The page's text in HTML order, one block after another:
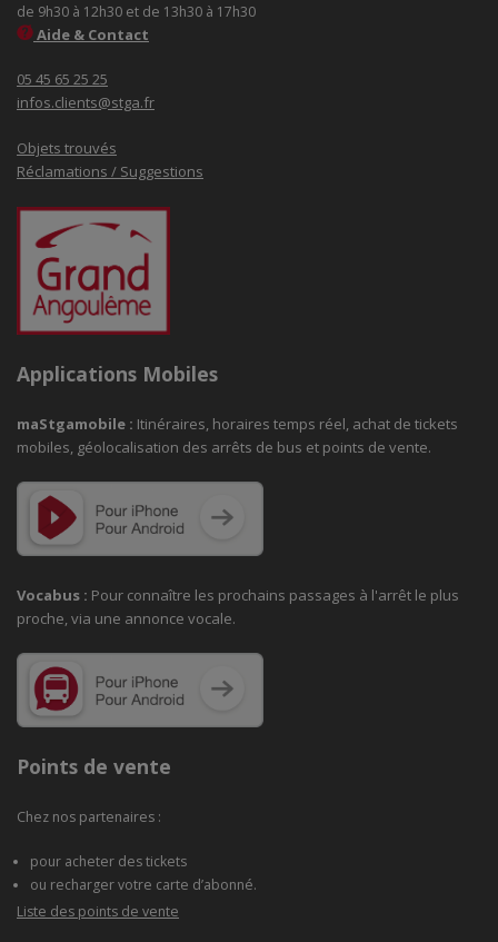
de 9h30 à 12h30 et de 13h30 à 17h30
Aide & Contact
05 45 65 25 25
infos.clients@stga.fr
Objets trouvés
Réclamations / Suggestions
Applications Mobiles
maStgamobile : Itinéraires, horaires temps réel, achat de tickets
mobiles, géolocalisation des arrêts de bus et points de vente.
Vocabus : Pour connaître les prochains passages à l'arrêt le plus
proche, via une annonce vocale.
Points de vente
Chez nos partenaires :
pour acheter des tickets
ou recharger votre carte d’abonné.
Liste des points de vente